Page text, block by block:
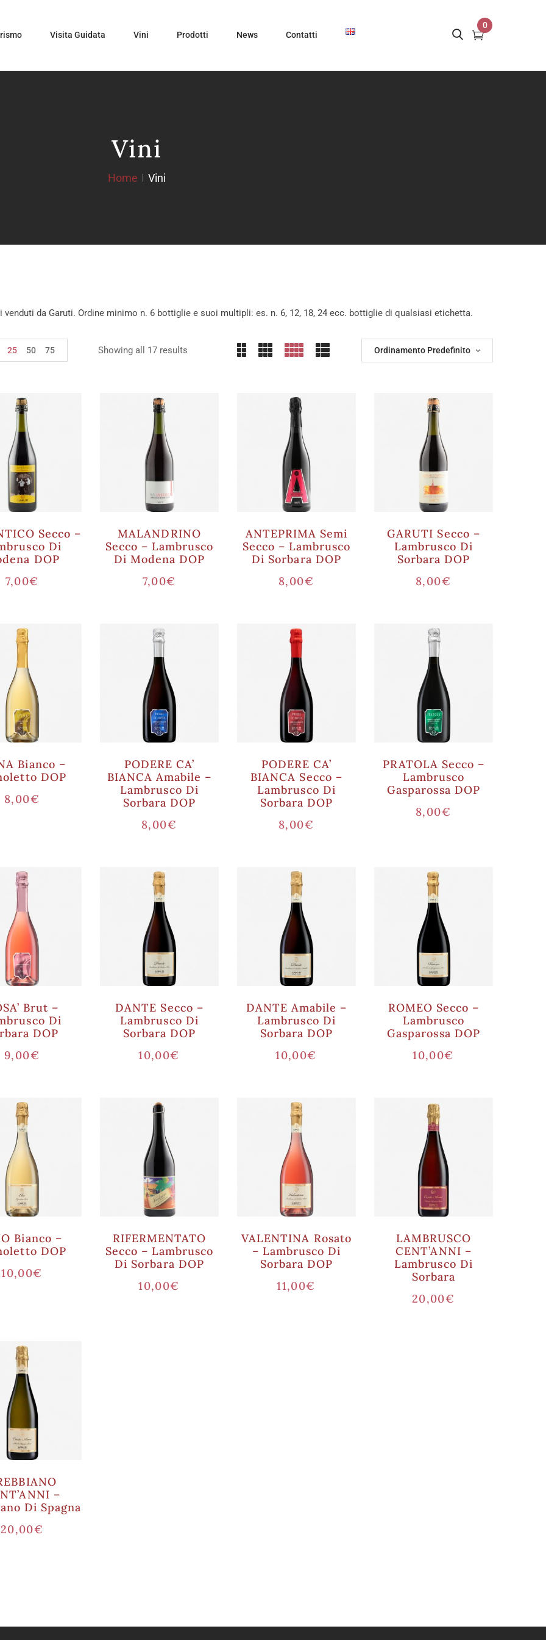
Visita Guidata Vini Prodotti News Contatti
0
Vini
Home Vini
venduti da Garuti. Ordine minimo n. 6 bottiglie e suoi multipli: es. n. 6, 12, 18, 24 ecc. bottiglie di qualsiasi etichetta.
Showing all 17 results Ordinamento Predefinito
25 50 75
Secco –
Di
DOP
7,00€
MALANDRINO
Secco – Lambrusco
Di Modena DOP
7,00€
ANTEPRIMA Semi
Secco – Lambrusco
Di Sorbara DOP
8,00€
GARUTI Secco –
Lambrusco Di
Sorbara DOP
8,00€
Bianco –
DOP
8,00€
PODERE CA’
BIANCA Amabile –
Lambrusco Di
Sorbara DOP
8,00€
PODERE CA’
BIANCA Secco –
Lambrusco Di
Sorbara DOP
8,00€
PRATOLA Secco –
Lambrusco
Gasparossa DOP
8,00€
Brut –
Di
DOP
9,00€
DANTE Secco –
Lambrusco Di
Sorbara DOP
10,00€
DANTE Amabile –
Lambrusco Di
Sorbara DOP
10,00€
ROMEO Secco –
Lambrusco
Gasparossa DOP
10,00€
Bianco –
DOP
10,00€
RIFERMENTATO
Secco – Lambrusco
Di Sorbara DOP
10,00€
VALENTINA Rosato
– Lambrusco Di
Sorbara DOP
11,00€
LAMBRUSCO
CENT’ANNI –
Lambrusco Di
Sorbara
20,00€
–
Di Spagna
20,00€